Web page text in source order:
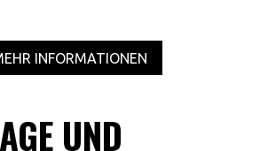
INFORMATIONEN
UND